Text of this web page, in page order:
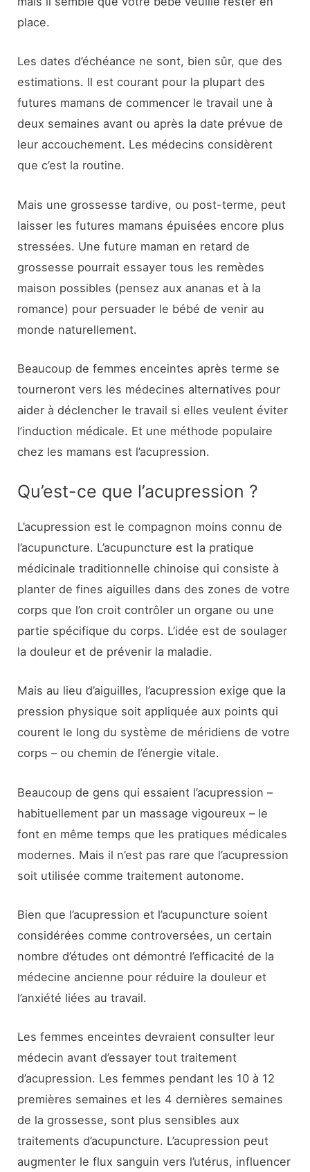
place.
Les dates d’échéance ne sont, bien sûr, que des
estimations. Il est courant pour la plupart des
futures mamans de commencer le travail une à
deux semaines avant ou après la date prévue de
leur accouchement. Les médecins considèrent
que c’est la routine.
Mais une grossesse tardive, ou post-terme, peut
laisser les futures mamans épuisées encore plus
stressées. Une future maman en retard de
grossesse pourrait essayer tous les remèdes
maison possibles (pensez aux ananas et à la
romance) pour persuader le bébé de venir au
monde naturellement.
Beaucoup de femmes enceintes après terme se
tourneront vers les médecines alternatives pour
aider à déclencher le travail si elles veulent éviter
l’induction médicale. Et une méthode populaire
chez les mamans est l’acupression.
Qu’est-ce que l’acupression ?
L’acupression est le compagnon moins connu de
l’acupuncture. L’acupuncture est la pratique
médicinale traditionnelle chinoise qui consiste à
planter de fines aiguilles dans des zones de votre
corps que l’on croit contrôler un organe ou une
partie spécifique du corps. L’idée est de soulager
la douleur et de prévenir la maladie.
Mais au lieu d’aiguilles, l’acupression exige que la
pression physique soit appliquée aux points qui
courent le long du système de méridiens de votre
corps – ou chemin de l’énergie vitale.
Beaucoup de gens qui essaient l’acupression –
habituellement par un massage vigoureux – le
font en même temps que les pratiques médicales
modernes. Mais il n’est pas rare que l’acupression
soit utilisée comme traitement autonome.
Bien que l’acupression et l’acupuncture soient
considérées comme controversées, un certain
nombre d’études ont démontré l’efficacité de la
médecine ancienne pour réduire la douleur et
l’anxiété liées au travail.
Les femmes enceintes devraient consulter leur
médecin avant d’essayer tout traitement
d’acupression. Les femmes pendant les 10 à 12
premières semaines et les 4 dernières semaines
de la grossesse, sont plus sensibles aux
traitements d’acupuncture. L’acupression peut
augmenter le flux sanguin vers l’utérus, influencer